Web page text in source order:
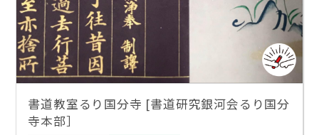
書道教室るり国分寺 [書道研究銀河会るり国分
寺本部］